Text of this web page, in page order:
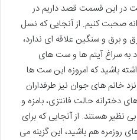
در این قسمت قصد داریم در
صحبت کنیم. از آنجایی که نسل
برق و سنگین علاقه ای ندارد،
برای استایل عید 1404 خود به سراغ آیتم ها و ست های
باشید که امروزه این ست ها
خانم های جوان نیز طرفداران
دخترانه حالت فانتزی، بامزه و
بی نظیر هستند. از آنجایی که برای
های روزمره هم باشید، این گزینه می